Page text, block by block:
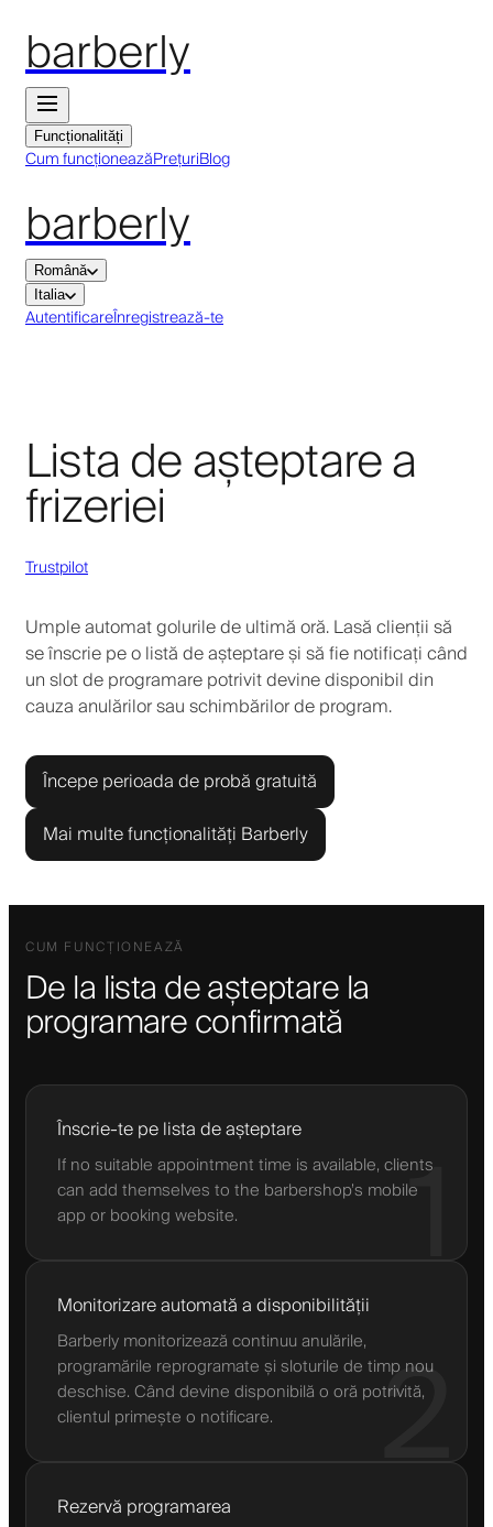
barberly
Funcționalități
Cum funcționeazăPrețuriBlog
barberly
Română
Italia
AutentificareÎnregistrează-te
Lista de așteptare a
frizeriei
Trustpilot
Umple automat golurile de ultimă oră. Lasă clienții să
se înscrie pe o listă de așteptare și să fie notificați când
un slot de programare potrivit devine disponibil din
cauza anulărilor sau schimbărilor de program.
Începe perioada de probă gratuită
Mai multe funcționalități Barberly
CUM FUNCȚIONEAZĂ
De la lista de așteptare la
programare confirmată
1
Înscrie-te pe lista de așteptare
If no suitable appointment time is available, clients
can add themselves to the barbershop’s mobile
app or booking website.
2
Monitorizare automată a disponibilității
Barberly monitorizează continuu anulările,
programările reprogramate și sloturile de timp nou
deschise. Când devine disponibilă o oră potrivită,
clientul primește o notificare.
Rezervă programarea